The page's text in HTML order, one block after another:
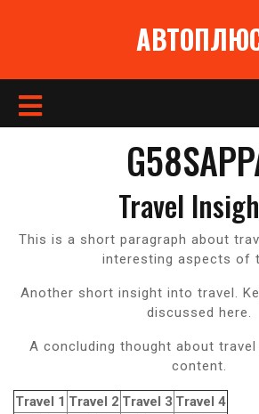
Кнопка
Travel
This is a short paragraph about
interesting aspects of
Another short insight into travel.
discussed here.
A concluding thought about
content.
Travel 1 Travel 2 Travel 3 Travel 4